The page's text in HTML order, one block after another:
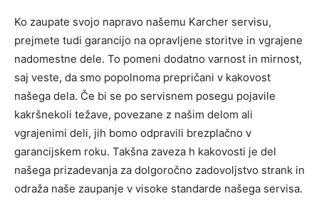
Ko zaupate svojo napravo našemu Karcher servisu,
prejmete tudi garancijo na opravljene storitve in vgrajene
nadomestne dele. To pomeni dodatno varnost in mirnost,
saj veste, da smo popolnoma prepričani v kakovost
našega dela. Če bi se po servisnem posegu pojavile
kakršnekoli težave, povezane z našim delom ali
vgrajenimi deli, jih bomo odpravili brezplačno v
garancijskem roku. Takšna zaveza h kakovosti je del
našega prizadevanja za dolgoročno zadovoljstvo strank in
odraža naše zaupanje v visoke standarde našega servisa.